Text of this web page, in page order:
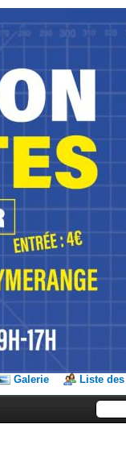
Galerie Liste